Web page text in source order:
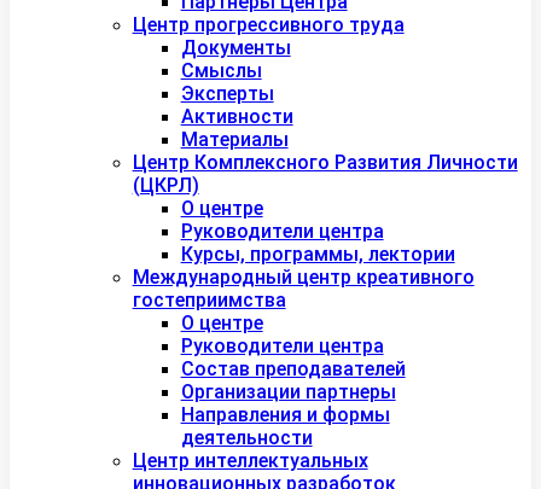
Центр прогрессивного труда
Документы
Смыслы
Эксперты
Активности
Материалы
Центр Комплексного Развития Личности
(ЦКРЛ)
О центре
Руководители центра
Курсы, программы, лектории
Международный центр креативного
гостеприимства
О центре
Руководители центра
Состав преподавателей
Организации партнеры
Направления и формы
деятельности
Центр интеллектуальных
инновационных разработок